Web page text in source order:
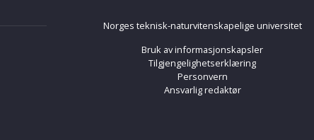
Norges teknisk-naturvitenskapelige universitet
Bruk av informasjonskapsler
Tilgjengelighetserklæring
Personvern
Ansvarlig redaktør